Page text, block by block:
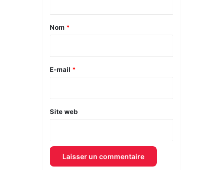
a
e
Nom *
E-mail *
Site web